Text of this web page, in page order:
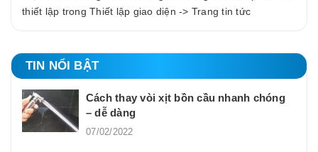
thiết lập trong Thiết lập giao diện -> Trang tin tức
TIN NỔI BẬT
Cách thay vòi xịt bồn cầu nhanh chóng
– dễ dàng
07/02/2022